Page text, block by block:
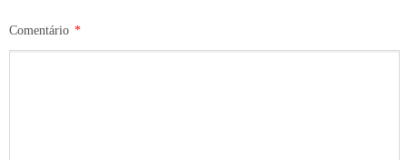
Comentário *